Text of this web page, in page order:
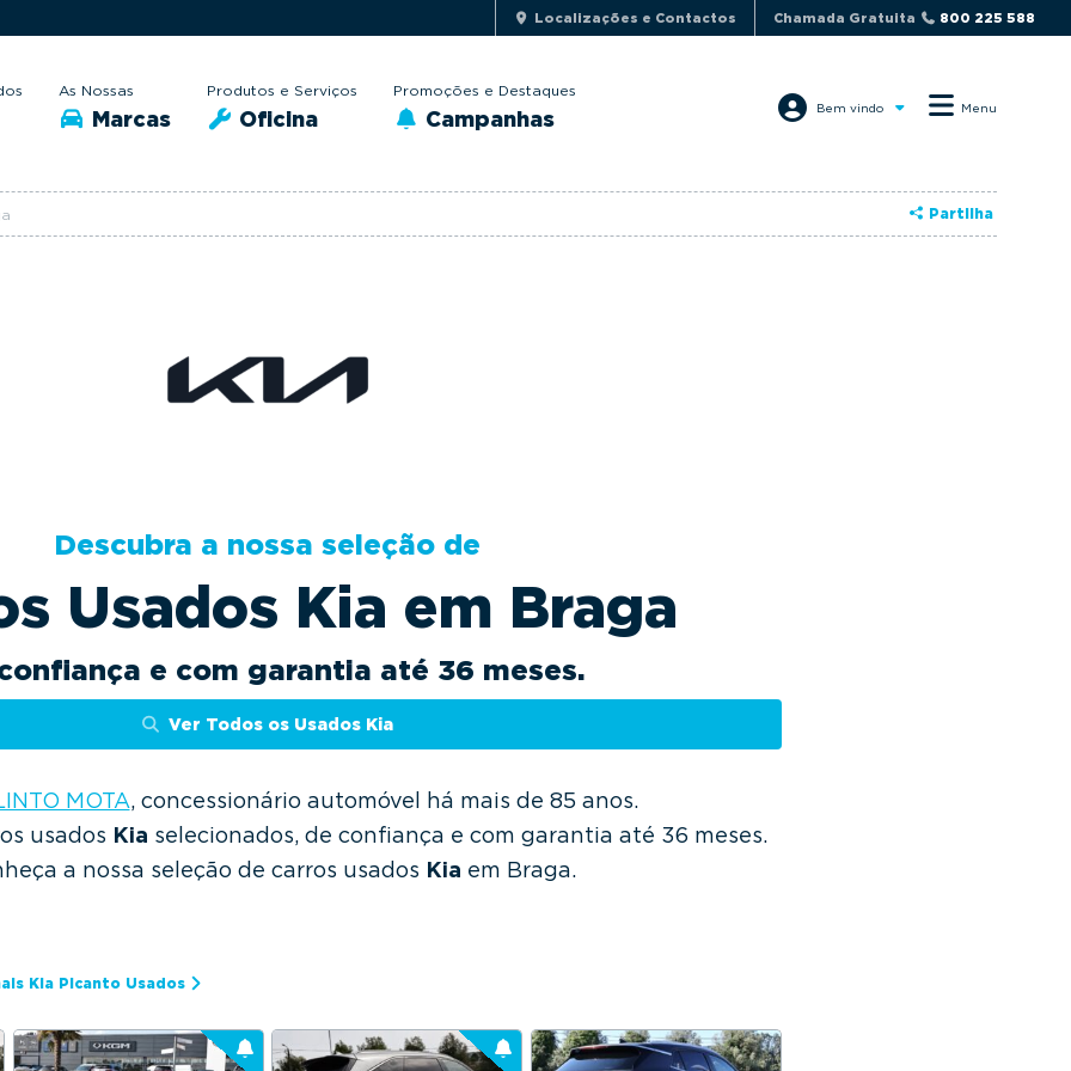
Localizações e Contactos Chamada Gratuita 800 225 588
As Nossas
Marcas
Produtos e Serviços
Oficina
Promoções e Destaques
Campanhas Bem vindo Menu
Partilha
Descubra a nossa seleção de
Usados Kia em Braga
e com garantia até 36 meses.
Ver Todos os Usados Kia
MOTA, concessionário automóvel há mais de 85 anos.
usados Kia selecionados, de confiança e com garantia até 36 meses.
a nossa seleção de carros usados Kia em Braga.
Kia Picanto Usados